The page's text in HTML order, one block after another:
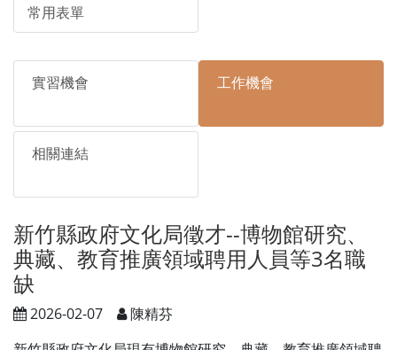
常用表單
實習機會 工作機會
相關連結
新竹縣政府文化局徵才--博物館研究、
典藏、教育推廣領域聘用人員等3名職
缺
2026-02-07
陳精芬